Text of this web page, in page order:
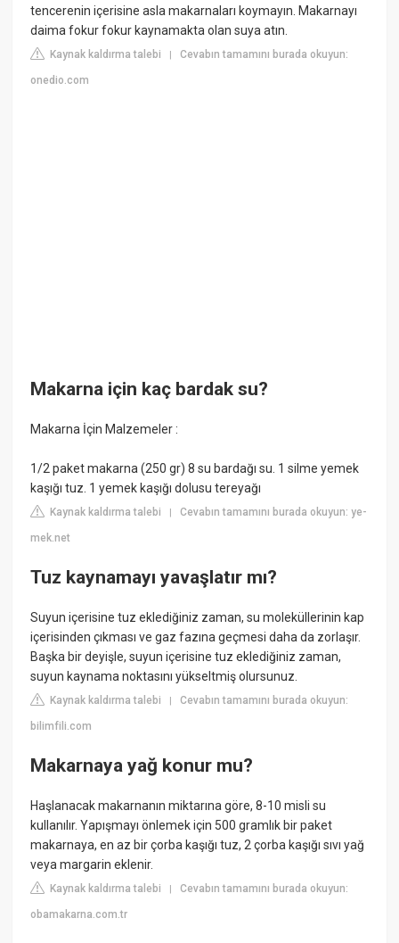
tencerenin içerisine asla makarnaları koymayın. Makarnayı
daima fokur fokur kaynamakta olan suya atın.
Kaynak kaldırma talebi |Cevabın tamamını burada okuyun:
onedio.com
Makarna için kaç bardak su?
Makarna İçin Malzemeler :
1/2 paket makarna (250 gr) 8 su bardağı su. 1 silme yemek
kaşığı tuz. 1 yemek kaşığı dolusu tereyağı
Kaynak kaldırma talebi |Cevabın tamamını burada okuyun: ye-
mek.net
Tuz kaynamayı yavaşlatır mı?
Suyun içerisine tuz eklediğiniz zaman, su moleküllerinin kap
içerisinden çıkması ve gaz fazına geçmesi daha da zorlaşır.
Başka bir deyişle, suyun içerisine tuz eklediğiniz zaman,
suyun kaynama noktasını yükseltmiş olursunuz.
Kaynak kaldırma talebi |Cevabın tamamını burada okuyun:
bilimfili.com
Makarnaya yağ konur mu?
Haşlanacak makarnanın miktarına göre, 8-10 misli su
kullanılır. Yapışmayı önlemek için 500 gramlık bir paket
makarnaya, en az bir çorba kaşığı tuz, 2 çorba kaşığı sıvı yağ
veya margarin eklenir.
Kaynak kaldırma talebi |Cevabın tamamını burada okuyun:
obamakarna.com.tr